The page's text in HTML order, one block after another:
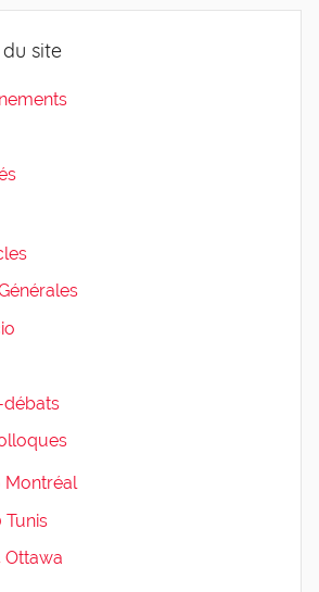
site
débats
Montréal
Tunis
Ottawa